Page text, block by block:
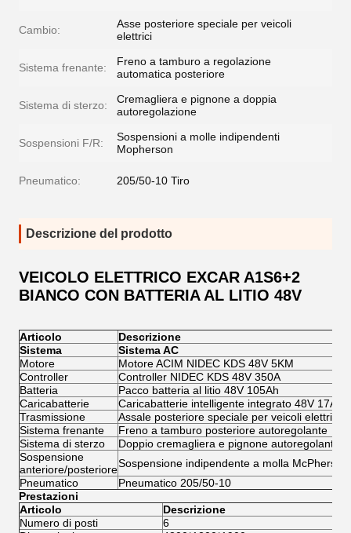
Cambio:
Asse posteriore speciale per veicoli
elettrici
Sistema frenante:
Freno a tamburo a regolazione
automatica posteriore
Sistema di sterzo:
Cremagliera e pignone a doppia
autoregolazione
Sospensioni F/R:
Sospensioni a molle indipendenti
Mopherson
Pneumatico: 205/50-10 Tiro
Descrizione del prodotto
VEICOLO ELETTRICO EXCAR A1S6+2
BIANCO CON BATTERIA AL LITIO 48V
Articolo
Descrizione
Sistema
Sistema AC
Motore
Motore ACIM NIDEC KDS 48V 5KM
Controller
Controller NIDEC KDS 48V 350A
Batteria
Pacco batteria al litio 48V 105Ah
Caricabatterie
Caricabatterie intelligente integrato 48V 17A
Trasmissione
Assale posteriore speciale per veicoli elettrici
Sistema frenante
Freno a tamburo posteriore autoregolante
Sistema di sterzo
Doppio cremagliera e pignone autoregolante
Sospensione
anteriore/posterioreSospensione indipendente a molla McPherson
Pneumatico
Pneumatico 205/50-10
Prestazioni
Articolo
Descrizione
Numero di posti
6